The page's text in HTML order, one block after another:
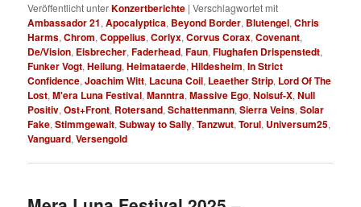
Veröffentlicht unterKonzertberichte |Verschlagwortet mit
Ambassador 21,Apocalyptica, Beyond Border, Blutengel,Chris
Harms,Chrom,Coppelius,Corlyx,Corvus Corax,Covenant,
De/Vision, Eisbrecher,Faderhead,Faun,Flughafen Drispenstedt,
Funker Vogt,Heilung,Heimataerde,Hildesheim,In Strict
Confidence,Joachim Witt, Lacuna Coil, Leaether Strip, Lord Of The
Lost,M'era Luna Festival,Manntra,Massive Ego,Noisuf-X,Null
Positiv,Ost+Front, Rotersand,Schattenmann,Sierra Veins,Solar
Fake,Stimmgewalt,Subway to Sally,Tanzwut,Torul, Universum25,
Vanguard,Versengold